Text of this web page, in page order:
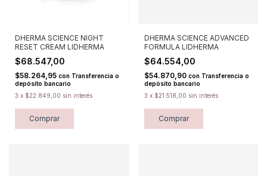
DHERMA SCIENCE NIGHT
RESET CREAM LIDHERMA
$68.547,00
$58.264,95 con Transferencia o
depósito bancario
3 x $22.849,00 sin interés
Comprar
DHERMA SCIENCE ADVANCED
FORMULA LIDHERMA
$64.554,00
$54.870,90 con Transferencia o
depósito bancario
3 x $21.518,00 sin interés
Comprar